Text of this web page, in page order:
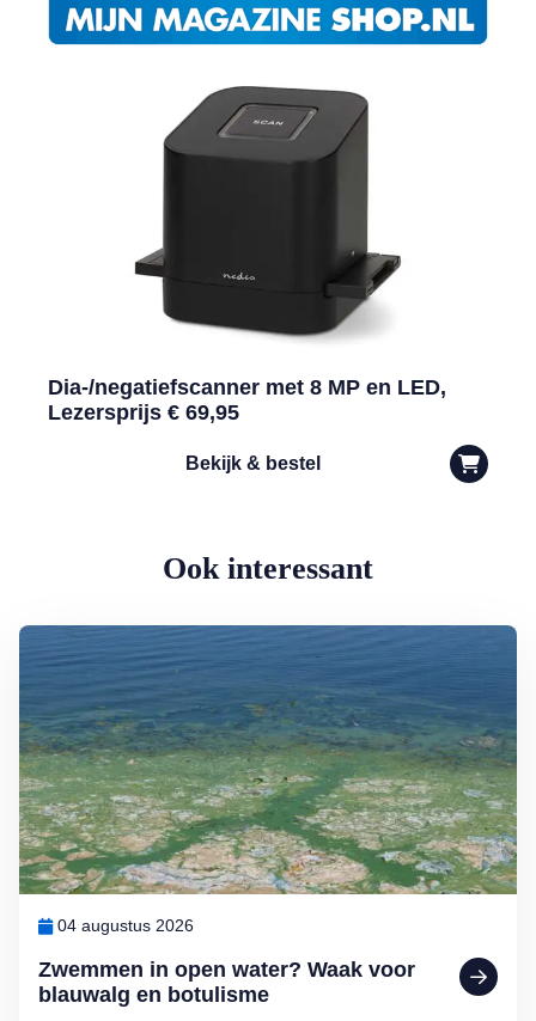
Dia-/negatiefscanner met 8 MP en LED,
Lezersprijs € 69,95
Bekijk & bestel
Ook interessant
Zwemmen in open water? Waak voor
blauwalg en botulisme
04 augustus 2026
Lees meer over Zwemmen in open water? Waak voor blauwalg en